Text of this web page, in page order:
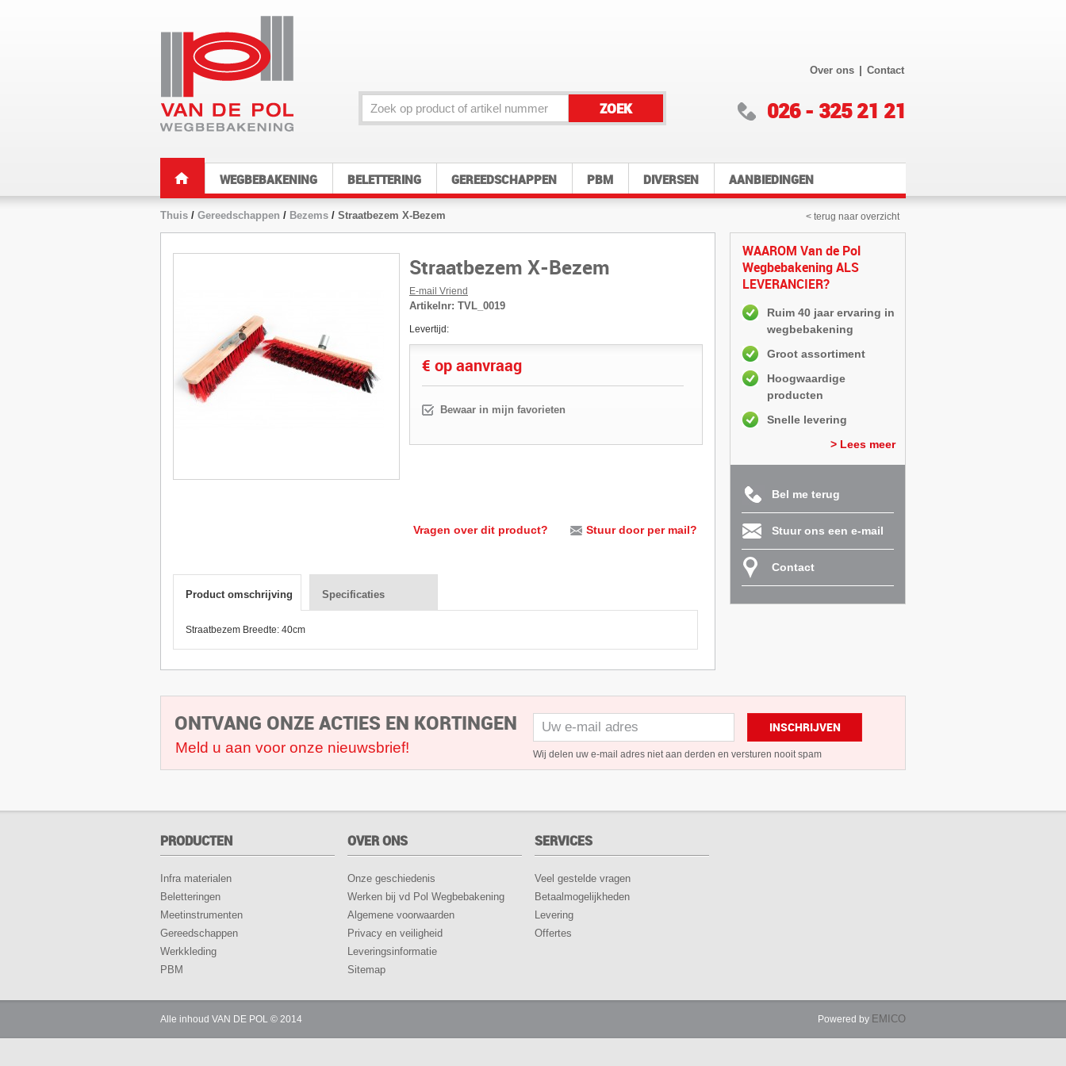
ZOEK
Over ons | Contact
026 - 325 21 21
WEGBEBAKENING BELETTERING GEREEDSCHAPPEN PBM DIVERSEN AANBIEDINGEN
Thuis / Gereedschappen / Bezems / Straatbezem X-Bezem < terug naar overzicht
Straatbezem X-Bezem
E-mail Vriend
Artikelnr: TVL_0019
Levertijd:
€ op aanvraag
Bewaar in mijn favorieten
Vragen over dit product? Stuur door per mail?
Product omschrijving Specificaties
Straatbezem Breedte: 40cm
WAAROM Van de Pol
Wegbebakening ALS
LEVERANCIER?
Ruim 40 jaar ervaring in
wegbebakening
Groot assortiment
Hoogwaardige
producten
Snelle levering
> Lees meer
Bel me terug
Stuur ons een e-mail
Contact
ONTVANG ONZE ACTIES EN KORTINGEN
Meld u aan voor onze nieuwsbrief!
INSCHRIJVEN
Wij delen uw e-mail adres niet aan derden en versturen nooit spam
PRODUCTEN
Infra materialen
Beletteringen
Meetinstrumenten
Gereedschappen
Werkkleding
PBM
OVER ONS
Onze geschiedenis
Werken bij vd Pol Wegbebakening
Algemene voorwaarden
Privacy en veiligheid
Leveringsinformatie
Sitemap
SERVICES
Veel gestelde vragen
Betaalmogelijkheden
Levering
Offertes
Alle inhoud VAN DE POL © 2014 Powered by EMICO